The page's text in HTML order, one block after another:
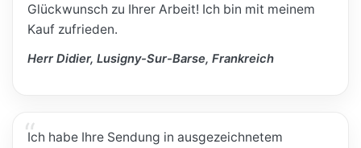
Glückwunsch zu Ihrer Arbeit! Ich bin mit meinem
Kauf zufrieden.
Herr Didier, Lusigny-Sur-Barse, Frankreich
Ich habe Ihre Sendung in ausgezeichnetem